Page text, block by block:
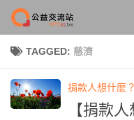
Skip to content
TAGGED: 慈濟
捐款人想什麼？
【捐款